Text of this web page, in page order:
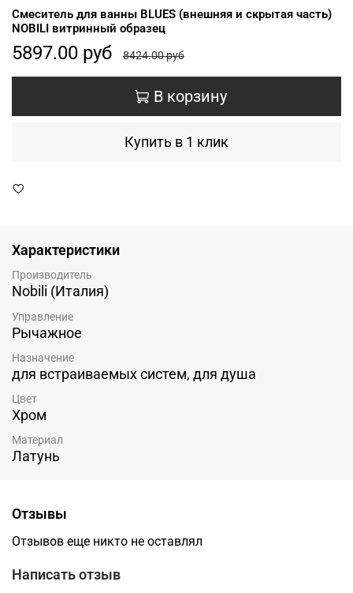
Смеситель для ванны BLUES (внешняя и скрытая часть)
NOBILI витринный образец
5897.00 руб 8424.00 руб
В корзину
Купить в 1 клик
Характеристики
Производитель
Nobili (Италия)
Управление
Рычажное
Назначение
для встраиваемых систем, для душа
Цвет
Хром
Материал
Латунь
Отзывы
Отзывов еще никто не оставлял
Написать отзыв